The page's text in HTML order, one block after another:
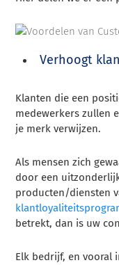
Verhoogt
Klanten die een
medewerkers zullen
je merk verwijzen.
Als mensen zich
door een
producten/diensten
betrekt, dan is uw
Elk bedrijf, en vooral